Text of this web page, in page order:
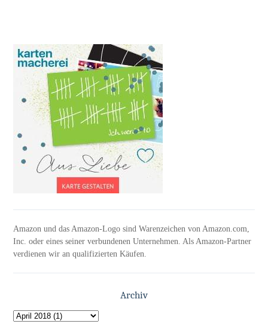
Amazon und das Amazon-Logo sind Warenzeichen von Amazon.com,
Inc. oder eines seiner verbundenen Unternehmen. Als Amazon-Partner
verdienen wir an qualifizierten Käufen.
Archiv